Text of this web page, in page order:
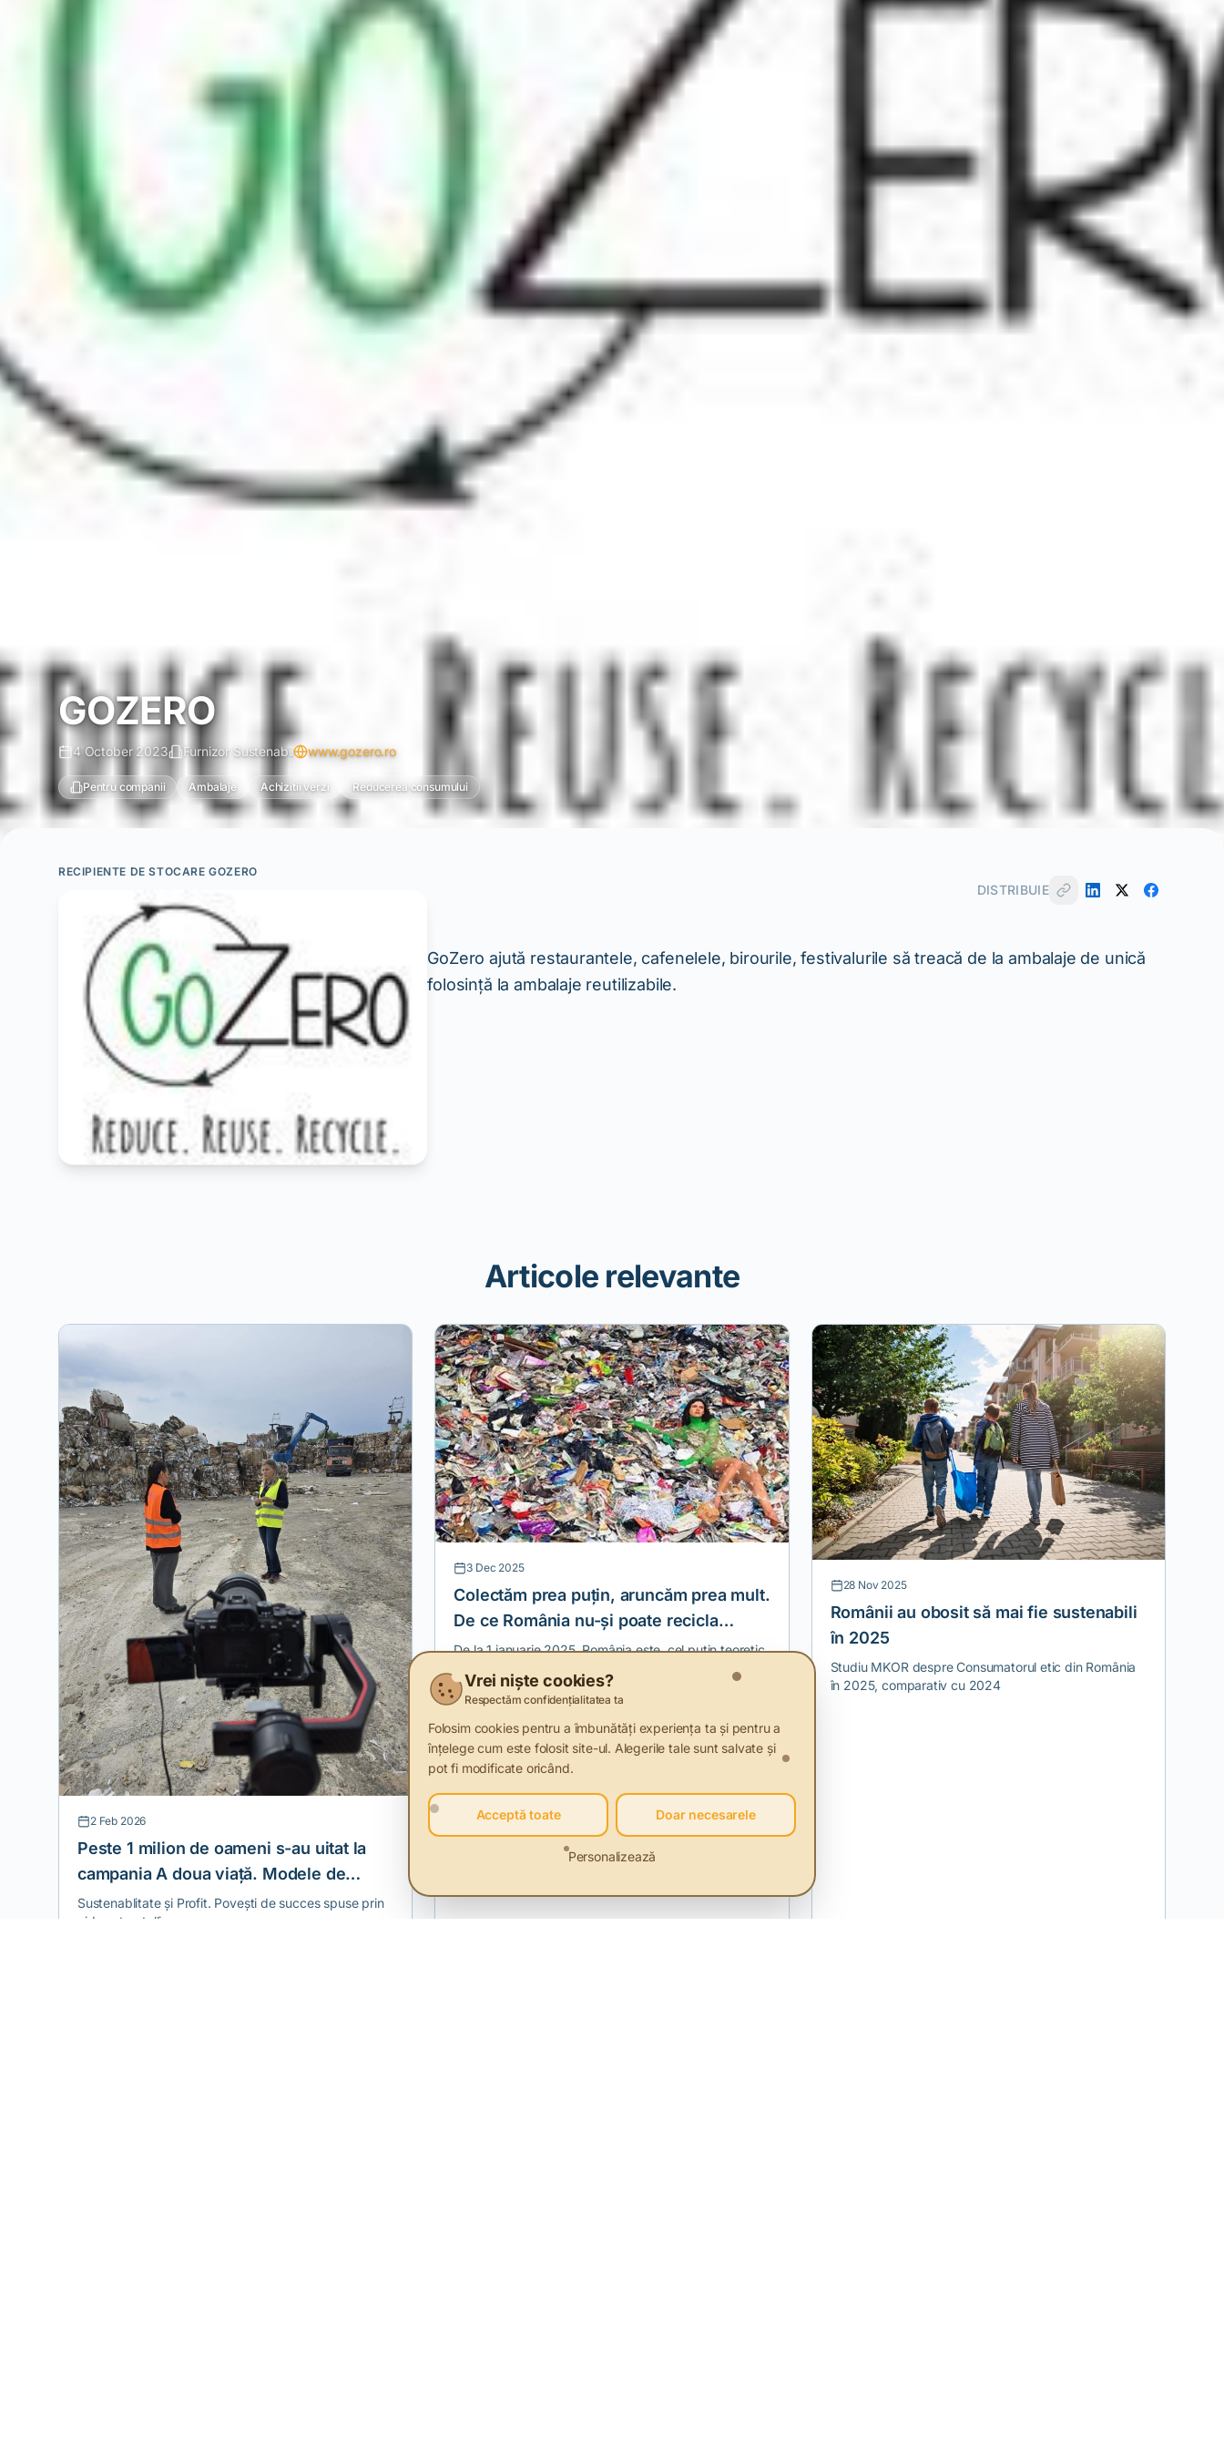
GOZERO
4 October 2023 Furnizor Sustenabil www.gozero.ro
Pentru companii Ambalaje Achizitii verzi Reducerea consumului
RECIPIENTE DE STOCARE GOZERO
DISTRIBUIE
GoZero ajută restaurantele, cafenelele, birourile, festivalurile să treacă de la ambalaje de unică
folosință la ambalaje reutilizabile.
Articole relevante
2 Feb 2026
Peste 1 milion de oameni s-au uitat la
campania A doua viață. Modele de
economie circulară
Sustenablitate și Profit. Povești de succes spuse prin
video storytelling.
3 Dec 2025
Colectăm prea puțin, aruncăm prea mult.
De ce România nu-și poate recicla
hainele
De la 1 ianuarie 2025, România este, cel puțin teoretic,
lipsa unei infrastructuri reale și a unui sistem național
de monitorizare, colectare și raportare, această
obligație riscă să devină una formală, fără impact
asupra mediului sau a modului în care tratăm hainele
uzate.
28 Nov 2025
Românii au obosit să mai fie sustenabili
în 2025
Studiu MKOR despre Consumatorul etic din România
în 2025, comparativ cu 2024
Vrei niște cookies?
Respectăm confidențialitatea ta
Folosim cookies pentru a îmbunătăți experiența ta și pentru a
înțelege cum este folosit site-ul. Alegerile tale sunt salvate și
pot fi modificate oricând.
Acceptă toate Doar necesarele
Personalizează